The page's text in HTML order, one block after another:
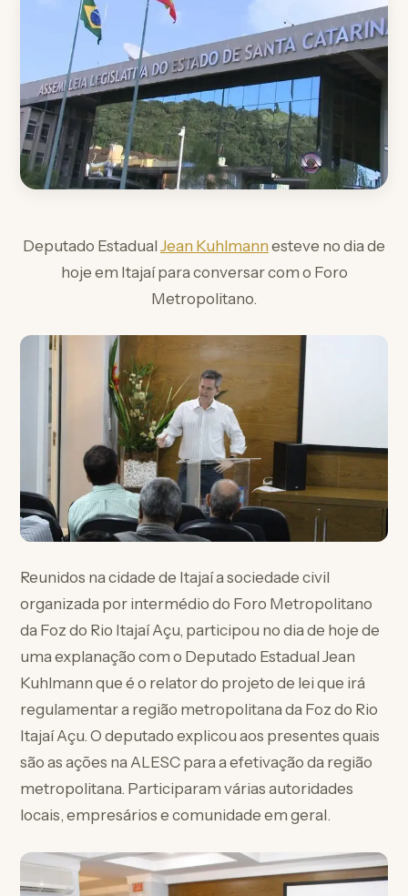
Deputado Estadual Jean Kuhlmann esteve no dia de
hoje em Itajaí para conversar com o Foro
Metropolitano.
Reunidos na cidade de Itajaí a sociedade civil
organizada por intermédio do Foro Metropolitano
da Foz do Rio Itajaí Açu, participou no dia de hoje de
uma explanação com o Deputado Estadual Jean
Kuhlmann que é o relator do projeto de lei que irá
regulamentar a região metropolitana da Foz do Rio
Itajaí Açu. O deputado explicou aos presentes quais
são as ações na ALESC paraa efetivação da região
metropolitana. Participaram várias autoridades
locais, empresários e comunidade em geral.